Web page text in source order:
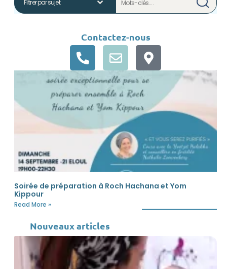
Contactez-nous
Soirée de préparation à Roch Hachana et Yom
Kippour
Read More »
Nouveaux articles